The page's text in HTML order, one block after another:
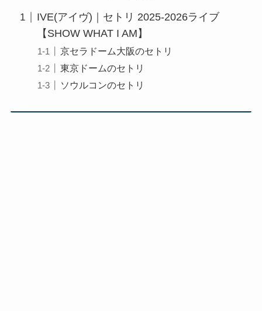
IVE(アイヴ)｜セトリ 2025-2026ライブ
【SHOW WHAT I AM】
京セラドーム大阪のセトリ
東京ドームのセトリ
ソウルコンのセトリ